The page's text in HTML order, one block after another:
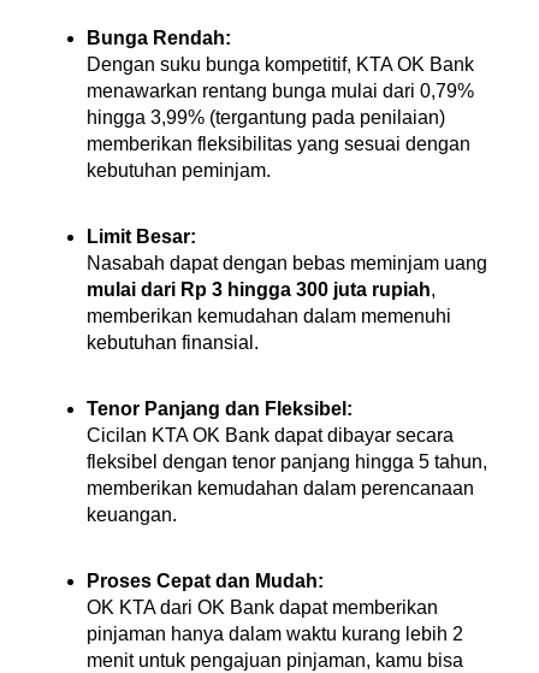
Bunga Rendah:
Dengan suku bunga kompetitif, KTA OK Bank
menawarkan rentang bunga mulai dari 0,79%
hingga 3,99% (tergantung pada penilaian)
memberikan fleksibilitas yang sesuai dengan
kebutuhan peminjam.
Limit Besar:
mulai dari Rp 3 hingga 300 juta rupiah,
memberikan kemudahan dalam memenuhi
kebutuhan finansial.
Tenor Panjang dan Fleksibel:
Cicilan KTA OK Bank dapat dibayar secara
fleksibel dengan tenor panjang hingga 5 tahun,
memberikan kemudahan dalam perencanaan
keuangan.
Proses Cepat dan Mudah:
OK KTA dari OK Bank dapat memberikan
pinjaman hanya dalam waktu kurang lebih 2
menit untuk pengajuan pinjaman, kamu bisa